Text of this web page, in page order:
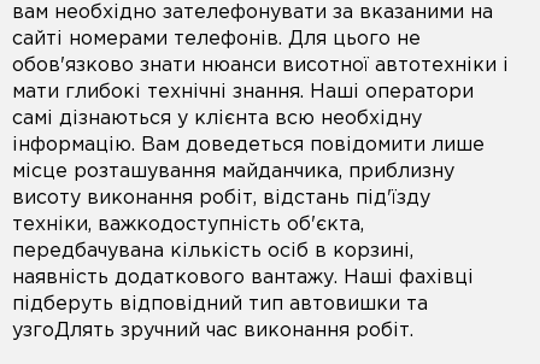
вам необхідно зателефонувати за вказаними на
сайті номерами телефонів. Для цього не
обов'язково знати нюанси висотної автотехніки і
мати глибокі технічні знання. Наші оператори
самі дізнаються у клієнта всю необхідну
інформацію. Вам доведеться повідомити лише
місце розташування майданчика, приблизну
висоту виконання робіт, відстань під'їзду
техніки, важкодоступність об'єкта,
передбачувана кількість осіб в корзині,
наявність додаткового вантажу. Наші фахівці
підберуть відповідний тип автовишки та
узгоДлять зручний час виконання робіт.